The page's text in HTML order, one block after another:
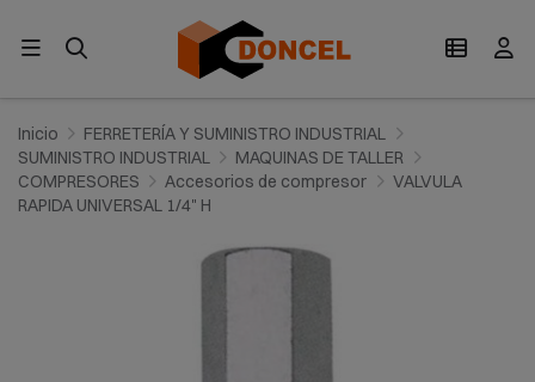
Inicio
FERRETERÍA Y SUMINISTRO INDUSTRIAL
SUMINISTRO INDUSTRIAL
MAQUINAS DE TALLER
COMPRESORES
Accesorios de compresor
VALVULA
RAPIDA UNIVERSAL 1/4" H